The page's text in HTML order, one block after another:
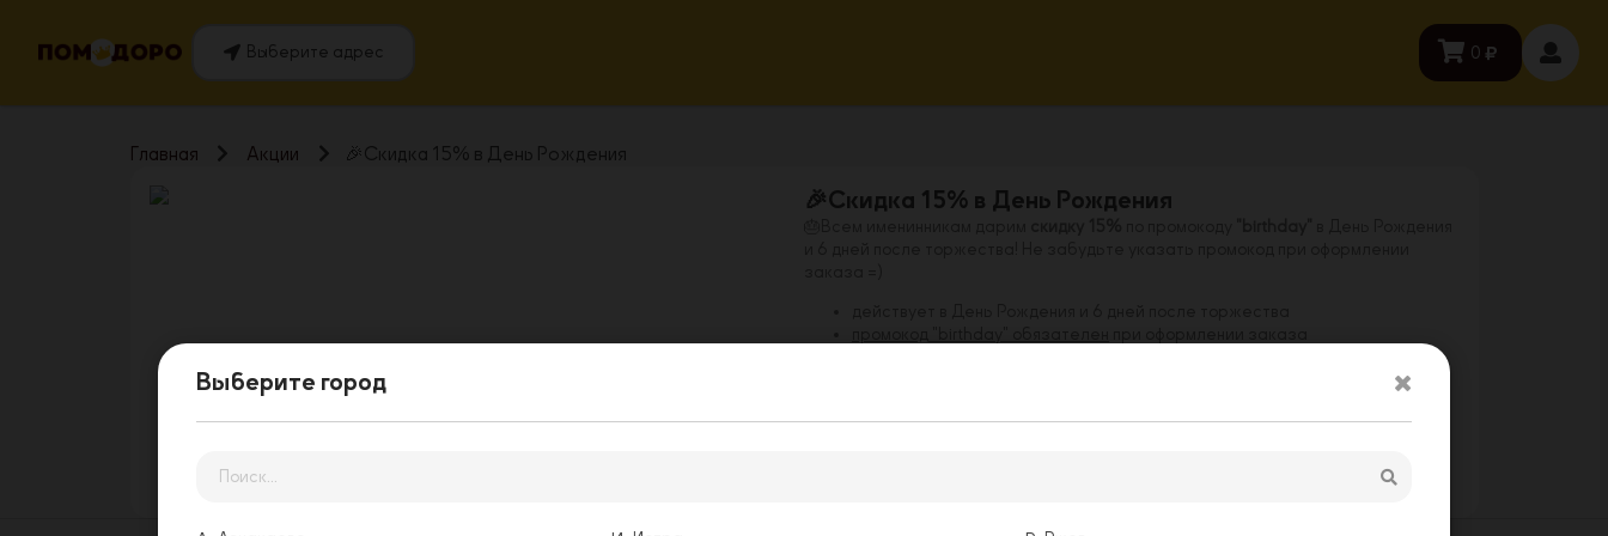
Выберите адрес 0
Главная Акции 🎉Скидка 15% в День Рождения
🎉Скидка 15% в День Рождения
соусов, десертов, акционных блюд, пиццы "Студенческая"
Выберите город